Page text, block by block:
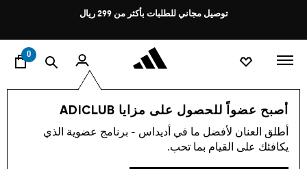
Pause
rotation
توصيل مجاني للطلبات بأكثر من 299 ريال
0
أصبح عضواً للحصول على مزايا ADICLUB
أطلق العنان لأفضل ما في أديداس - برنامج عضوية الذي
يكافئك على القيام بما تحب.
الرجال ملابس
متوسط
قيمة
4.2 (5)